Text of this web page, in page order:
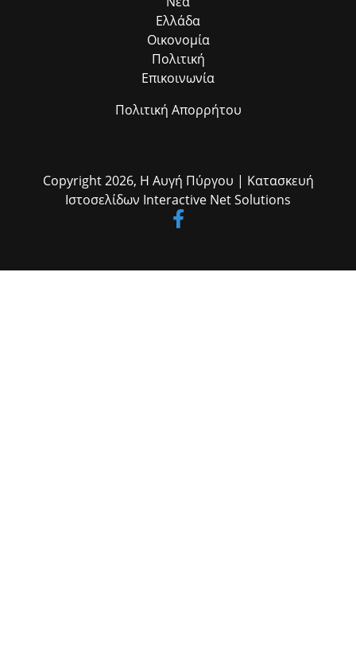
Ελλάδα
Οικονομία
Πολιτική
Επικοινωνία
Πολιτική Απορρήτου
Copyright 2026, Η Αυγή Πύργου | Κατασκευή
Ιστοσελίδων Interactive Net Solutions